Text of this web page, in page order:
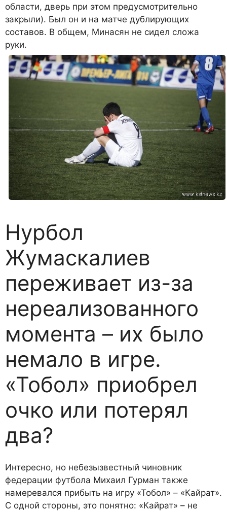
области, дверь при этом предусмотрительно
закрыли). Был он и на матче дублирующих
составов. В общем, Минасян не сидел сложа
руки.
Нурбол
Жумаскалиев
переживает из-за
нереализованного
момента – их было
немало в игре.
«Тобол» приобрел
очко или потерял
два?
Интересно, но небезызвестный чиновник
федерации футбола Михаил Гурман также
намеревался прибыть на игру «Тобол» – «Кайрат».
С одной стороны, это понятно: «Кайрат» – не